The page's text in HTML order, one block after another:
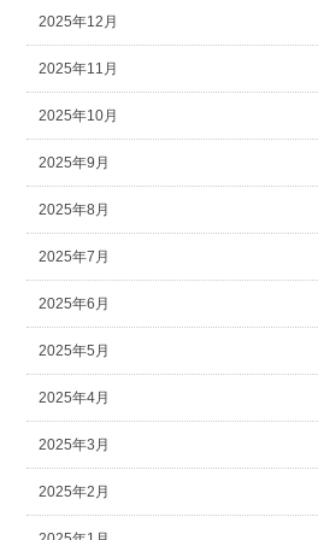
2025年12月
2025年11月
2025年10月
2025年9月
2025年8月
2025年7月
2025年6月
2025年5月
2025年4月
2025年3月
2025年2月